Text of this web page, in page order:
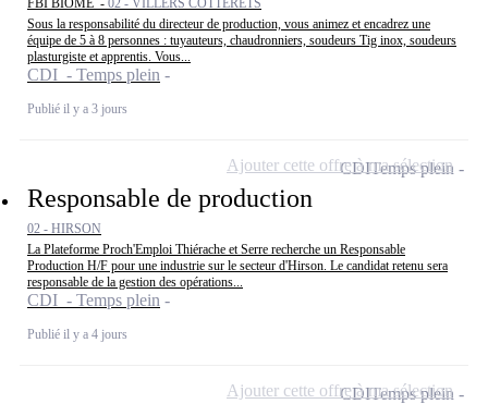
FBI BIOME - 02 - VILLERS COTTERETS
Sous la responsabilité du directeur de production, vous animez et encadrez une
équipe de 5 à 8 personnes : tuyauteurs, chaudronniers, soudeurs Tig inox, soudeurs
plasturgiste et apprentis. Vous...
CDI - Temps plein
Publié il y a 3 jours
Responsable de production
02 - HIRSON
La Plateforme Proch'Emploi Thiérache et Serre recherche un Responsable
Production H/F pour une industrie sur le secteur d'Hirson. Le candidat retenu sera
responsable de la gestion des opérations...
CDI - Temps plein
Publié il y a 4 jours
CDITemps plein
Ajouter cette offre à ma sélection
CDITemps plein
Ajouter cette offre à ma sélection